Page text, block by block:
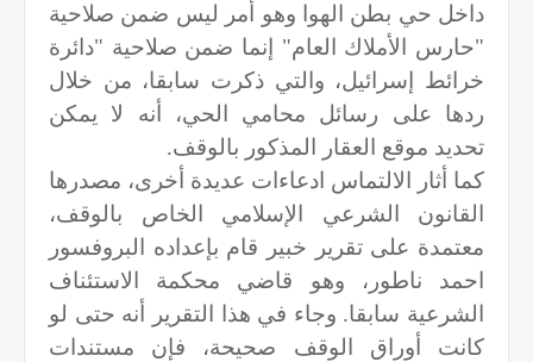
داخل حي بطن الهوا وهو أمر ليس ضمن صلاحية
"حارس الأملاك العام" إنما ضمن صلاحية "دائرة
خرائط إسرائيل، والتي ذكرت سابقا، من خلال
ردها على رسائل محامي الحي، أنه لا يمكن
تحديد موقع العقار المذكور بالوقف.
كما أثار الالتماس ادعاءات عديدة أخرى، مصدرها
القانون الشرعي الإسلامي الخاص بالوقف،
معتمدة على تقرير خبير قام بإعداده البروفسور
احمد ناطور، وهو قاضي محكمة الاستئناف
الشرعية سابقا. وجاء في هذا التقرير أنه حتى لو
كانت أوراق الوقف صحيحة، فإن مستندات